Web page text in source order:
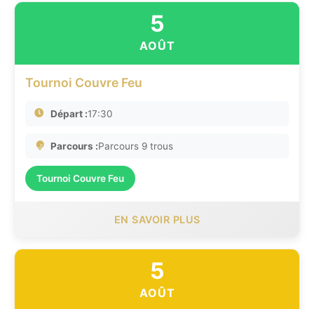
5
AOÛT
Tournoi Couvre Feu
Départ :17:30
Parcours :Parcours 9 trous
Tournoi Couvre Feu
EN SAVOIR PLUS
5
AOÛT